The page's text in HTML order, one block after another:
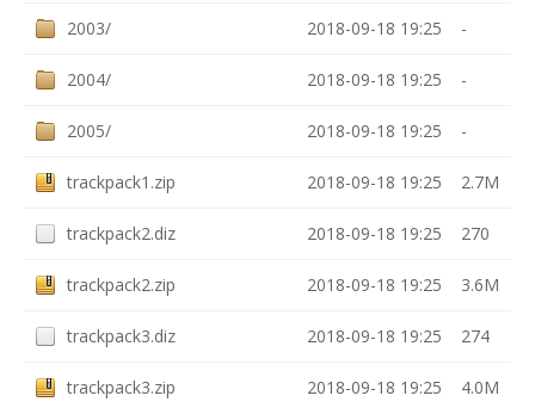
2003/ 2018-09-18 19:25 -
2004/ 2018-09-18 19:25 -
2005/ 2018-09-18 19:25 -
trackpack1.zip 2018-09-18 19:25 2.7M
trackpack2.diz 2018-09-18 19:25 270
trackpack2.zip 2018-09-18 19:25 3.6M
trackpack3.diz 2018-09-18 19:25 274
trackpack3.zip 2018-09-18 19:25 4.0M